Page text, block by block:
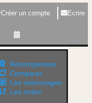
Créer un compte Ecrire
Récompenses
Comparer
Les visionnages
Les notes